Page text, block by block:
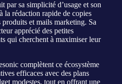
par sa simplicité d’usage et son
la rédaction rapide de copies
et mails marketing. Sa
apprécié des petites
qui cherchent à maximiser leur
complètent ce écosystème
efficaces avec des plans
modestes, tout en offrant une